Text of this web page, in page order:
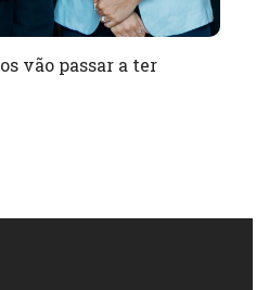
vão passar a ter